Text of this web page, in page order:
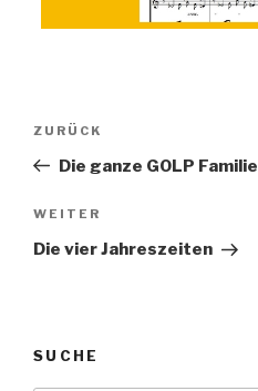
Beitrags-
Vorheriger
Beitrag
ZURÜCK
Die ganze GOLP Familie
Nächster
Beitrag
WEITER
Die vier Jahreszeiten
SUCHE